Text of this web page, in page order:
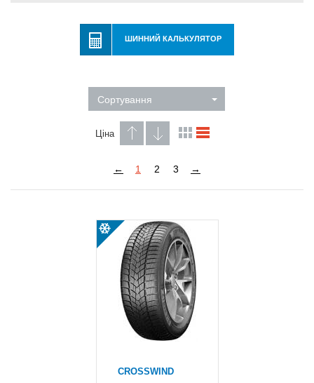
ШИННИЙ КАЛЬКУЛЯТОР
Сортування
Ціна
← 1 2 3 →
CROSSWIND